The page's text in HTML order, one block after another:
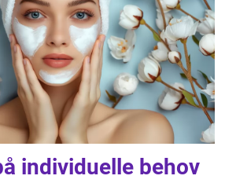
individuelle behov